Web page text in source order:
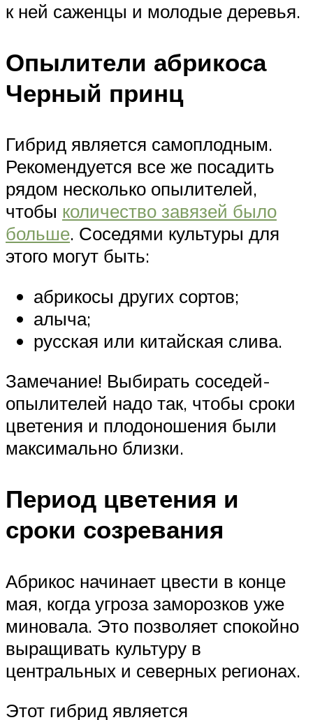
к ней саженцы и молодые деревья.
Опылители абрикоса
Черный принц
Гибрид является самоплодным.
Рекомендуется все же посадить
рядом несколько опылителей,
чтобы количество завязей было
больше. Соседями культуры для
этого могут быть:
абрикосы других сортов;
алыча;
русская или китайская слива.
Замечание! Выбирать соседей-
опылителей надо так, чтобы сроки
цветения и плодоношения были
максимально близки.
Период цветения и
сроки созревания
Абрикос начинает цвести в конце
мая, когда угроза заморозков уже
миновала. Это позволяет спокойно
выращивать культуру в
центральных и северных регионах.
Этот гибрид является